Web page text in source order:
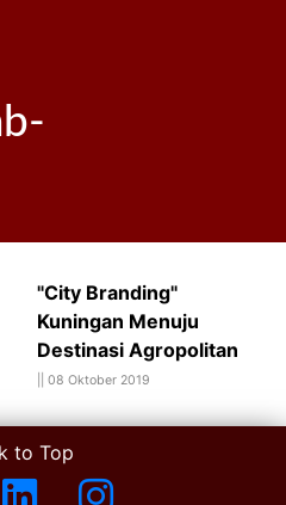
"City Branding"
Kuningan Menuju
Destinasi Agropolitan
08 Oktober 2019
to Top